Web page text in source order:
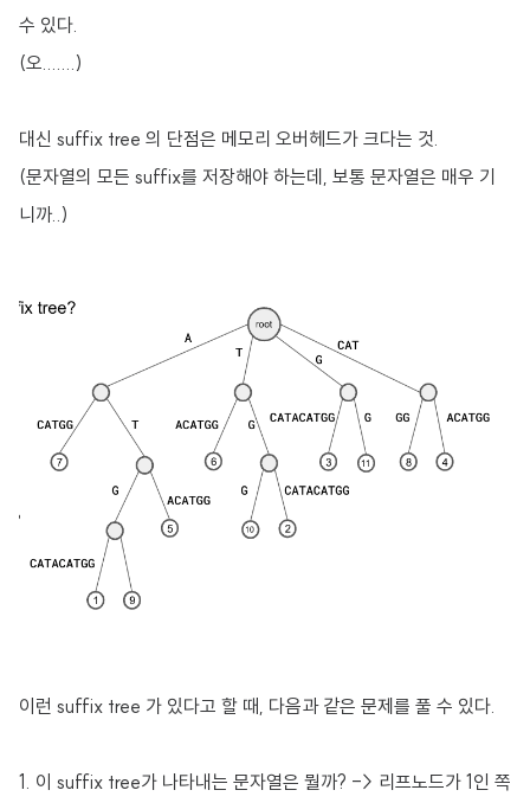
수 있다.
(오.......)
대신 suffix tree 의 단점은 메모리 오버헤드가 크다는 것.
(문자열의 모든 suffix를 저장해야 하는데, 보통 문자열은 매우 기
니까..)
이런 suffix tree 가 있다고 할 때, 다음과 같은 문제를 풀 수 있다.
1. 이 suffix tree가 나타내는 문자열은 뭘까? -> 리프노드가 1인 쪽